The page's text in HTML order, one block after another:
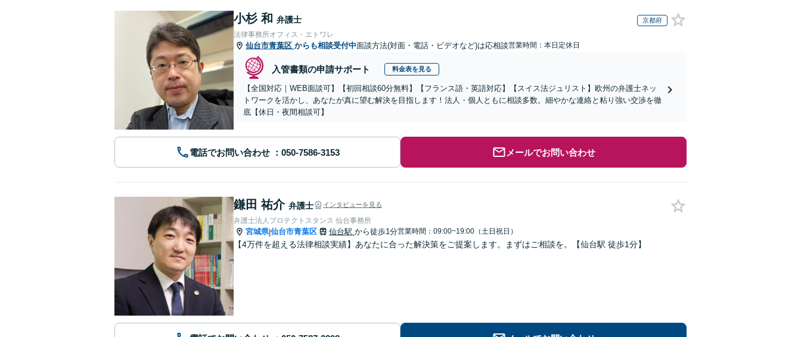
小杉 和 弁護士 京都府
法律事務所オフィス・エトワレ
仙台市青葉区 からも相談受付中面談方法(対面・電話・ビデオなど)は応相談営業時間：本日定休日
入管書類の申請サポート 料金表を見る
【全国対応｜WEB面談可】【初回相談60分無料】【フランス語・英語対応】【スイス法ジュリスト】欧州の弁護士ネッ
トワークを活かし、あなたが真に望む解決を目指します！法人・個人ともに相談多数。細やかな連絡と粘り強い交渉を徹
底【休日・夜間相談可】
電話でお問い合わせ メールでお問い合わせ
鎌田 祐介 弁護士 インタビューを見る
弁護士法人プロテクトスタンス 仙台事務所
宮城県|仙台市青葉区 仙台駅 から徒歩1分営業時間：09:00~19:00（土日祝日）
【4万件を超える法律相談実績】あなたに合った解決策をご提案します。まずはご相談を。【仙台駅 徒歩1分】